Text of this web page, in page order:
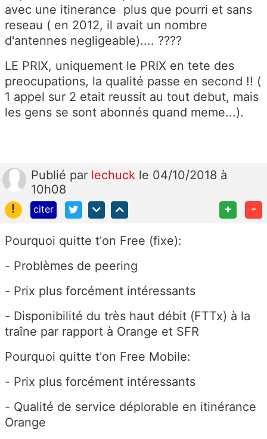
avec une itinerance plus que pourri et sans
reseau ( en 2012, il avait un nombre
d'antennes negligeable).... ????
LE PRIX, uniquement le PRIX en tete des
preocupations, la qualité passe en second !! (
1 appel sur 2 etait reussit au tout debut, mais
les gens se sont abonnés quand meme...).
Publié par lechuck le 04/10/2018 à
10h08
!
citer + -
Pourquoi quitte t'on Free (fixe):
- Problèmes de peering
- Prix plus forcément intéressants
- Disponibilité du très haut débit (FTTx) à la
traîne par rapport à Orange et SFR
Pourquoi quitte t'on Free Mobile:
- Prix plus forcément intéressants
- Qualité de service déplorable en itinérance
Orange